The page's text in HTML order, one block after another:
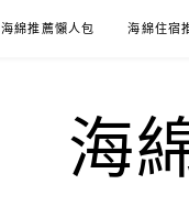
海綿推薦懶人包 海綿住宿
海